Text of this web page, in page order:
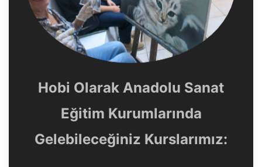
Hobi Olarak Anadolu Sanat
Eğitim Kurumlarında
Gelebileceğiniz Kurslarımız: